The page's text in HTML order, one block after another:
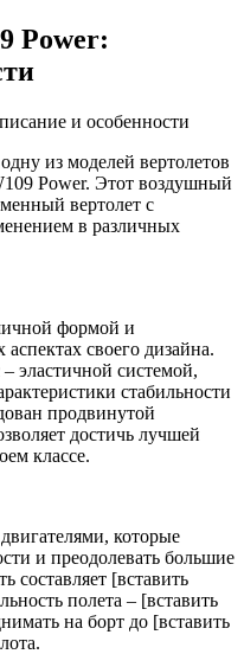
Power:
из моделей вертолетов
Power. Этот воздушный
вертолет с
в различных
формой и
своего дизайна.
эластичной системой,
стабильности
продвинутой
достичь лучшей
классе.
которые
и преодолевать большие
составляет [вставить
полета – [вставить
на борт до [вставить